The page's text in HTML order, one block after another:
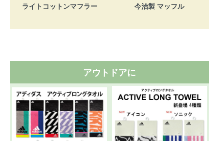
ライトコットンマフラー
今治製 マッフル
アウトドアに